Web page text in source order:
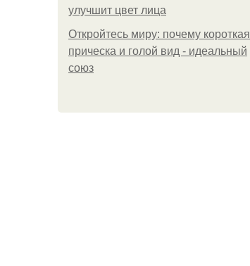
улучшит цвет лица
Откройтесь миру: почему короткая
прическа и голой вид - идеальный
союз